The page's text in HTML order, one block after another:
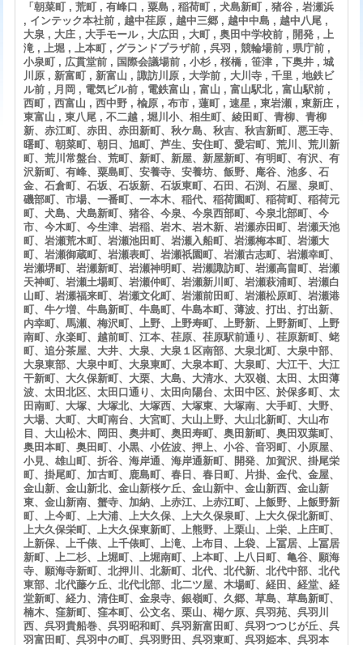
「朝菜町 , 荒町 , 有峰口 , 粟島 , 稲荷町 , 犬島新町 , 猪谷 , 岩瀬浜
, インテック本社前 , 越中荏原 , 越中三郷 , 越中中島 , 越中八尾 ,
大泉 , 大庄 , 大手モール , 大広田 , 大町 , 奥田中学校前 , 開発 , 上
滝 , 上堀 , 上本町 , グランドプラザ前 , 呉羽 , 競輪場前 , 県庁前 ,
小泉町 , 広貫堂前 , 国際会議場前 , 小杉 , 桜橋 , 笹津 , 下奥井 , 城
川原 , 新富町 , 新富山 , 諏訪川原 , 大学前 , 大川寺 , 千里 , 地鉄ビ
ル前 , 月岡 , 電気ビル前 , 電鉄富山 , 富山 , 富山駅北 , 富山駅前 ,
西町 , 西富山 , 西中野 , 楡原 , 布市 , 蓮町 , 速星 , 東岩瀬 , 東新庄 ,
東富山 , 東八尾 , 不二越 , 堀川小、相生町、綾田町、青柳、青柳
新、赤江町、赤田、赤田新町、秋ケ島、秋吉、秋吉新町、悪王寺、
曙町、朝菜町、朝日、旭町、芦生、安住町、愛宕町、荒川、荒川新
町、荒川常盤台、荒町、新町、新屋、新屋新町、有明町、有沢、有
沢新町、有峰、粟島町、安養寺、安養坊、飯野、庵谷、池多、石
金、石倉町、石坂、石坂新、石坂東町、石田、石渕、石屋、泉町、
磯部町、市場、一番町、一本木、稲代、稲荷園町、稲荷町、稲荷元
町、犬島、犬島新町、猪谷、今泉、今泉西部町、今泉北部町、今
市、今木町、今生津、岩稲、岩木、岩木新、岩瀬赤田町、岩瀬天池
町、岩瀬荒木町、岩瀬池田町、岩瀬入船町、岩瀬梅本町、岩瀬大
町、岩瀬御蔵町、岩瀬表町、岩瀬祇園町、岩瀬古志町、岩瀬幸町、
岩瀬堺町、岩瀬新町、岩瀬神明町、岩瀬諏訪町、岩瀬高畠町、岩瀬
天神町、岩瀬土場町、岩瀬仲町、岩瀬新川町、岩瀬萩浦町、岩瀬白
山町、岩瀬福来町、岩瀬文化町、岩瀬前田町、岩瀬松原町、岩瀬港
町、牛ケ増、牛島新町、牛島町、牛島本町、薄波、打出、打出新、
内幸町、馬瀬、梅沢町、上野、上野寿町、上野新、上野新町、上野
南町、永楽町、越前町、江本、荏原、荏原駅前通り、荏原新町、蛯
町、追分茶屋、大井、大泉、大泉１区南部、大泉北町、大泉中部、
大泉東部、大泉中町、大泉東町、大泉本町、大泉町、大江干、大江
干新町、大久保新町、大栗、大島、大清水、大双嶺、太田、太田薄
波、太田北区、太田口通り、太田向陽台、太田中区、於保多町、太
田南町、大塚、大塚北、大塚西、大塚東、大塚南、大手町、大野、
大場、大町、大町南台、大宮町、大山上野、大山北新町、大山布
目、大山松木、岡田、奥井町、奥田寿町、奥田新町、奥田双葉町、
奥田本町、奥田町、小黒、小佐波、押上、小谷、音羽町、小原屋、
小見、雄山町、折谷、海岸通、海岸通新町、開発、加賀沢、掛尾栄
町、掛尾町、加古町、鹿島町、春日、春日町、片掛、金代、金屋、
金山新、金山新北、金山新桜ケ丘、金山新中、金山新西、金山新
東、金山新南、蟹寺、加納、上赤江、上赤江町、上飯野、上飯野新
町、上今町、上大浦、上大久保、上大久保泉町、上大久保北新町、
上大久保栄町、上大久保東新町、上熊野、上栗山、上栄、上庄町、
上新保、上千俵、上千俵町、上滝、上布目、上袋、上冨居、上冨居
新町、上二杉、上堀町、上堀南町、上本町、上八日町、亀谷、願海
寺、願海寺新町、北押川、北新町、北代、北代新、北代中部、北代
東部、北代藤ケ丘、北代北部、北二ツ屋、木場町、経田、経堂、経
堂新町、経力、清住町、金泉寺、銀嶺町、久郷、草島、草島新町、
楠木、窪新町、窪本町、公文名、栗山、楜ケ原、呉羽苑、呉羽川
西、呉羽貴船巻、呉羽昭和町、呉羽新富田町、呉羽つつじが丘、呉
羽富田町、呉羽中の町、呉羽野田、呉羽東町、呉羽姫本、呉羽本